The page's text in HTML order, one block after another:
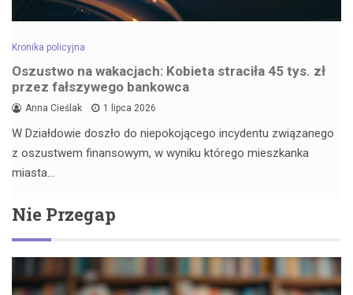
Kronika policyjna
Oszustwo na wakacjach: Kobieta straciła 45 tys. zł
przez fałszywego bankowca
Anna Cieślak 1 lipca 2026
W Działdowie doszło do niepokojącego incydentu związanego
z oszustwem finansowym, w wyniku którego mieszkanka
miasta…
Nie Przegap